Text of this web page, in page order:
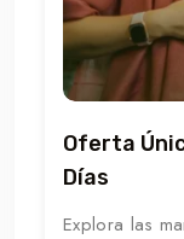
Oferta
Días
Explora las